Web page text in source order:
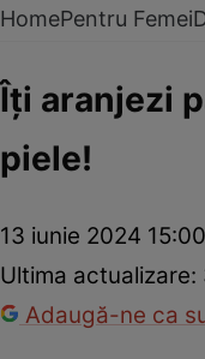
HomePentru Femei
Îți aranjezi
piele!
13 iunie 2024 15:00
Ultima actualizare:
Adaugă-ne ca